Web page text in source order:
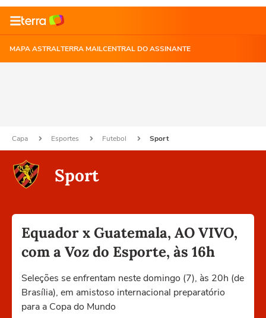
MAPA ASTRALTERRA MAILCENTRAL DO ASSINANTE
Capa Esportes Futebol Sport
Sport
Equador x Guatemala, AO VIVO,
com a Voz do Esporte, às 16h
Seleções se enfrentam neste domingo (7), às 20h (de
Brasília), em amistoso internacional preparatório
para a Copa do Mundo